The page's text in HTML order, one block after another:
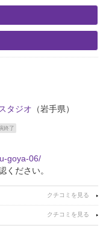
タジオ （岩手県）
終了
goya-06/
ださい。